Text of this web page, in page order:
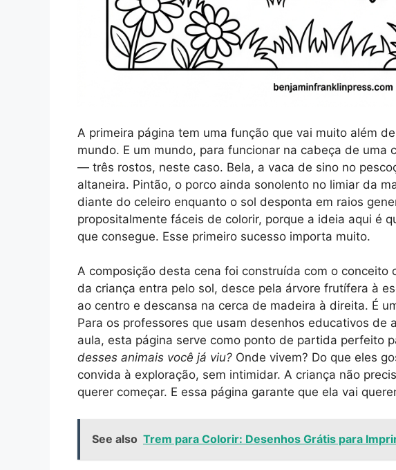
A primeira página tem uma função que vai muito além
mundo. E um mundo, para funcionar na cabeça de uma
— três rostos, neste caso. Bela, a vaca de sino no
altaneira. Pintão, o porco ainda sonolento no limiar da
diante do celeiro enquanto o sol desponta em raios
propositalmente fáceis de colorir, porque a ideia aqui é
que consegue. Esse primeiro sucesso importa muito.
A composição desta cena foi construída com o conceito
da criança entra pelo sol, desce pela árvore frutífera à
ao centro e descansa na cerca de madeira à direita. É
Para os professores que usam desenhos educativos de
aula, esta página serve como ponto de partida perfeito
desses animais você já viu? Onde vivem? Do que eles
convida à exploração, sem intimidar. A criança não
querer começar. E essa página garante que ela vai
See also Trem para Colorir: Desenhos Grátis para